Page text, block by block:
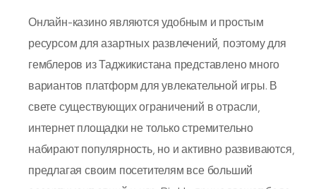
Онлайн-казино являются удобным и простым
ресурсом для азартных развлечений, поэтому для
гемблеров из Таджикистана представлено много
вариантов платформ для увлекательной игры. В
свете существующих ограничений в отрасли,
интернет площадки не только стремительно
набирают популярность, но и активно развиваются,
предлагая своим посетителям все больший